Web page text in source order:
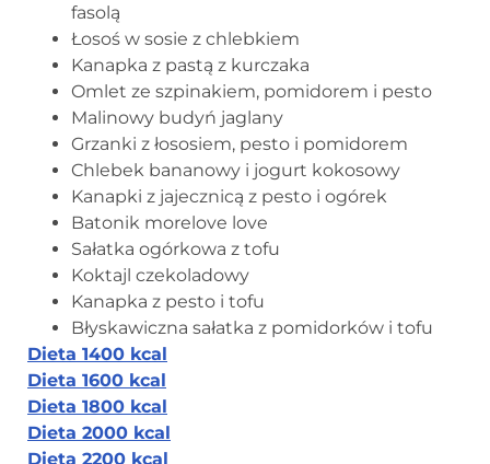
fasolą
Łosoś w sosie z chlebkiem
Kanapka z pastą z kurczaka
Omlet ze szpinakiem, pomidorem i pesto
Malinowy budyń jaglany
Grzanki z łososiem, pesto i pomidorem
Chlebek bananowy i jogurt kokosowy
Kanapki z jajecznicą z pesto i ogórek
Batonik morelove love
Sałatka ogórkowa z tofu
Koktajl czekoladowy
Kanapka z pesto i tofu
Błyskawiczna sałatka z pomidorków i tofu
Dieta 1400 kcal
Dieta 1600 kcal
Dieta 1800 kcal
Dieta 2000 kcal
Dieta 2200 kcal